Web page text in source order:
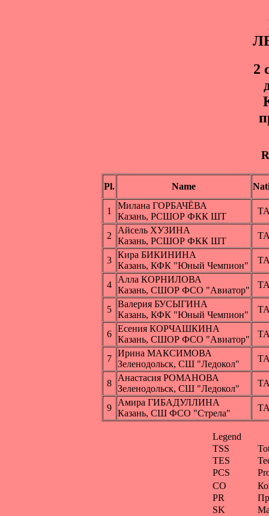
2
Pl. Name
1
Милана ГОРБАЧЁВА
Казань, РСШОР ФКК ШТ
2
Айсель ХУЗИНА
Казань, РСШОР ФКК ШТ
3
Кира БИКИНИНА
Казань, КФК "Юный Чемпион"
4
Алла КОРНИЛОВА
Казань, СШОР ФСО "Авиатор"
5
Валерия БУСЫГИНА
Казань, КФК "Юный Чемпион"
6
Есения КОРЧАШКИНА
Казань, СШОР ФСО "Авиатор"
7
Ирина МАКСИМОВА
Зеленодольск, СШ "Ледокол"
8
Анастасия РОМАНОВА
Зеленодольск, СШ "Ледокол"
9
Амира ГИБАДУЛЛИНА
Казань, СШ ФСО "Стрела"
Legend
TSS
TES
PCS
CO
PR
SK